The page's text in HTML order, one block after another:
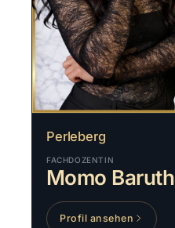
Perleberg
FACHDOZENTIN
Momo Baruth
Profil ansehen